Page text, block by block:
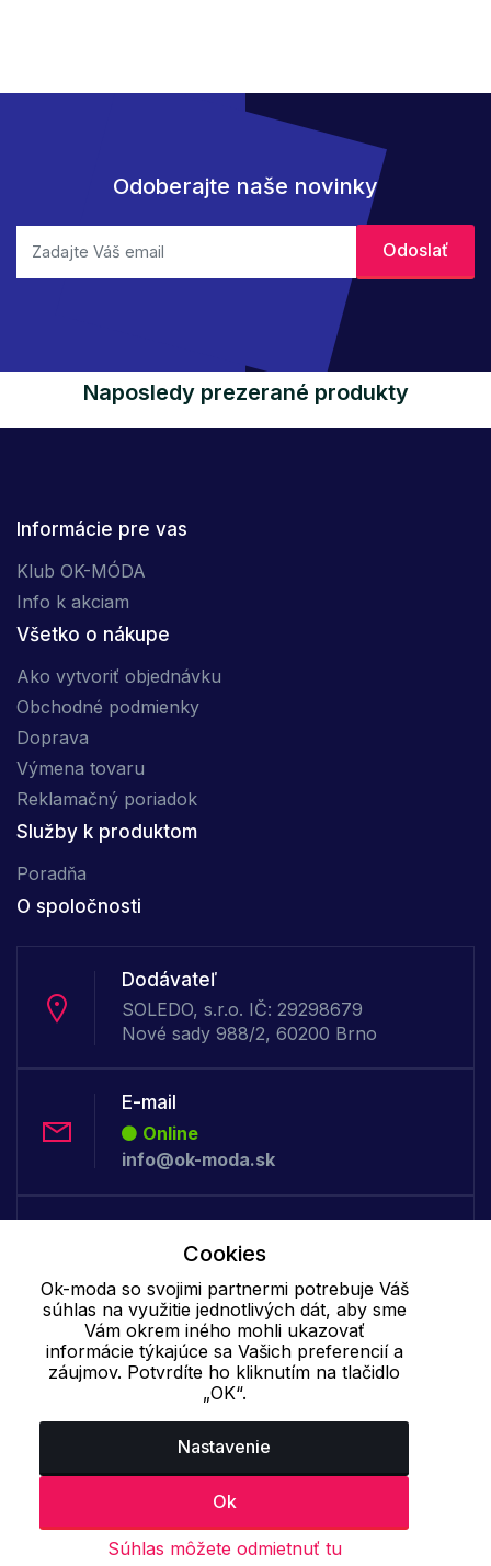
Odoberajte naše novinky
Naposledy prezerané produkty
Informácie pre vas
Klub OK-MÓDA
Info k akciam
Všetko o nákupe
Ako vytvoriť objednávku
Obchodné podmienky
Doprava
Výmena tovaru
Reklamačný poriadok
Služby k produktom
Poradňa
O spoločnosti
Dodávateľ
SOLEDO, s.r.o. IČ: 29298679
Nové sady 988/2, 60200 Brno
E-mail
Online
info@ok-moda.sk
Offline
+421 277 278 079
Cookie - podrobné nastavenie| Ďalšie informácie|Spracovanie
osobných údajov
Cookies
Ok-moda so svojimi partnermi potrebuje Váš
súhlas na využitie jednotlivých dát, aby sme
Vám okrem iného mohli ukazovať
informácie týkajúce sa Vašich preferencií a
záujmov. Potvrdíte ho kliknutím na tlačidlo
„OK“.
Nastavenie
Ok
Súhlas môžete odmietnuť tu